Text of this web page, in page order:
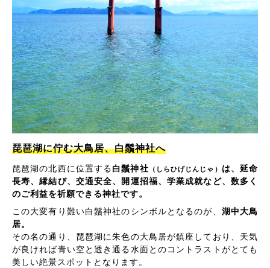
琵琶湖に佇む大鳥居、白鬚神社へ
琵琶湖の北西に位置する白鬚神社 （しらひげじんじゃ）
は、延命
長寿、縁結び、交通安全、開運招福、学業成就など、数多く
のご利益を祈願できる神社です。
この大変有り難い白鬚神社のシンボルとなるのが、 湖中大鳥
居。
その名の通り、琵琶湖に朱色の大鳥居が鎮座しており、天気
が良ければ青い空と透き通る水面とのコントラストがとても
美しい絶景スポットとなります。